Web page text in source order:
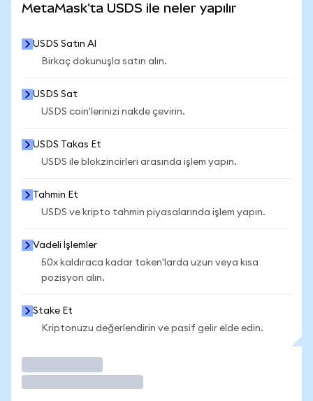
MetaMask'ta USDS ile neler yapılır
USDS Satın Al
Birkaç dokunuşla satın alın.
USDS Sat
USDS coin'lerinizi nakde çevirin.
USDS Takas Et
USDS ile blokzincirleri arasında işlem yapın.
Tahmin Et
USDS ve kripto tahmin piyasalarında işlem yapın.
Vadeli İşlemler
50x kaldıraca kadar token'larda uzun veya kısa
pozisyon alın.
Stake Et
Kriptonuzu değerlendirin ve pasif gelir elde edin.